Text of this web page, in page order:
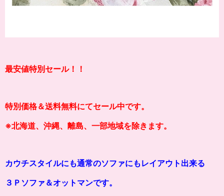
最安値特別セール！！
特別価格＆送料無料にてセール中です。
※北海道、沖縄、離島、一部地域を除きます。
カウチスタイルにも通常のソファにもレイアウト出来る
３Ｐソファ＆オットマンです。